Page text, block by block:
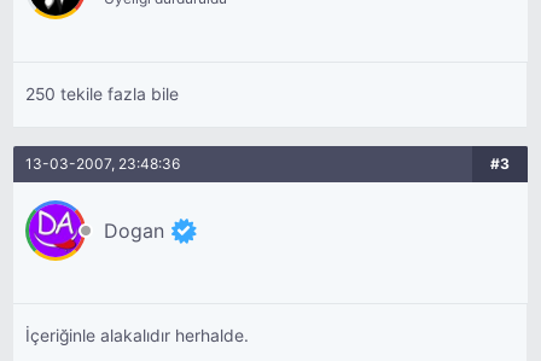
250 tekile fazla bile
13-03-2007, 23:48:36 #3
Dogan
İçeriğinle alakalıdır herhalde.